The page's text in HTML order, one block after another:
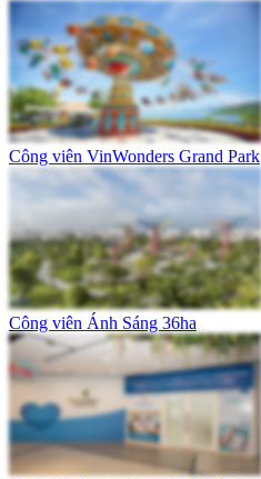
Công viên VinWonders Grand Park
Công viên Ánh Sáng 36ha